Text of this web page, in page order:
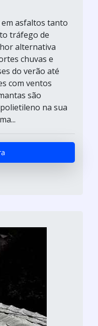
em asfaltos tanto
tráfego de
alternativa
chuvas e
do verão até
com ventos
são
na sua